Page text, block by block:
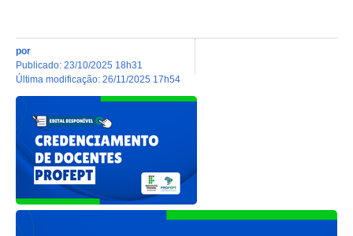
por
publicado: 23/10/2025 18h31
última modificação: 26/11/2025 17h54